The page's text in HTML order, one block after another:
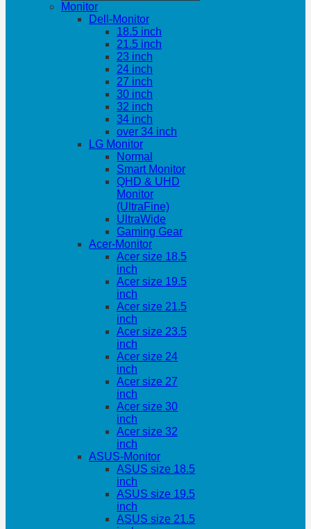
Monitor
Dell-Monitor
18.5 inch
21.5 inch
23 inch
24 inch
27 inch
30 inch
32 inch
34 inch
over 34 inch
LG Monitor
Normal
Smart Monitor
QHD & UHD
Monitor
(UltraFine)
UltraWide
Gaming Gear
Acer-Monitor
Acer size 18.5
inch
Acer size 19.5
inch
Acer size 21.5
inch
Acer size 23.5
inch
Acer size 24
inch
Acer size 27
inch
Acer size 30
inch
Acer size 32
inch
ASUS-Monitor
ASUS size 18.5
inch
ASUS size 19.5
inch
ASUS size 21.5